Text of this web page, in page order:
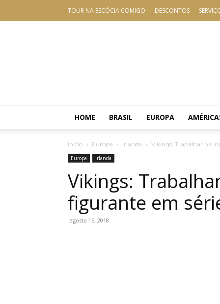
TOUR NA ESCÓCIA COMIGO DESCONTOS
HOME BRASIL EUROPA
Início Europa Irlanda Vikings: Trabalhar na
Europa Irlanda
Vikings:
figurante em
agosto 15, 2018